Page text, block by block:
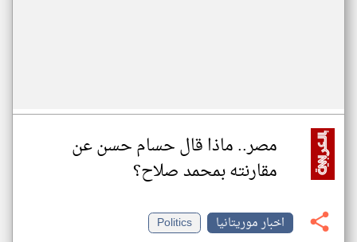
مصر.. ماذا قال حسام حسن عن
مقارنته بمحمد صلاح؟
اخبار موريتانيا
Politics